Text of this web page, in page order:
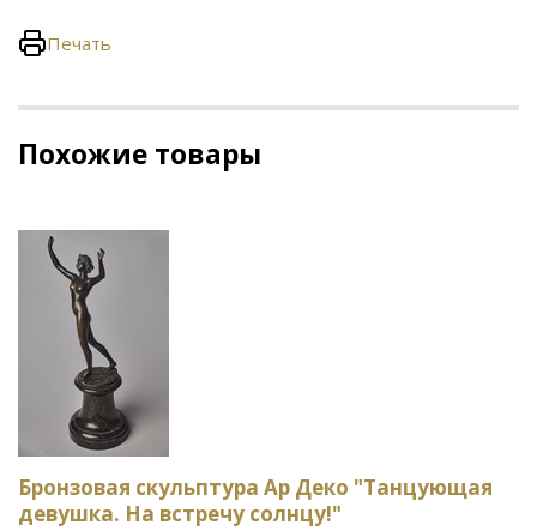
Печать
Похожие товары
Бронзовая скульптура Ар Деко "Танцующая
девушка. На встречу солнцу!"